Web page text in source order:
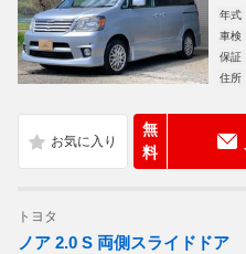
年式
車検
保証
住所
無
料
トヨタ
ノア 2.0 S 両側スライドドア